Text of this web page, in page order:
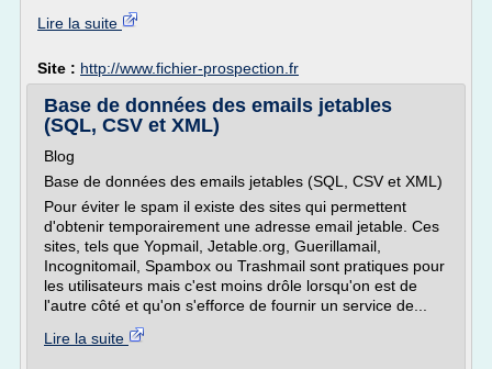
Lire la suite
Site : http://www.fichier-prospection.fr
Base de données des emails jetables
(SQL, CSV et XML)
Blog
Base de données des emails jetables (SQL, CSV et XML)
Pour éviter le spam il existe des sites qui permettent
d'obtenir temporairement une adresse email jetable. Ces
sites, tels que Yopmail, Jetable.org, Guerillamail,
Incognitomail, Spambox ou Trashmail sont pratiques pour
les utilisateurs mais c'est moins drôle lorsqu'on est de
l'autre côté et qu'on s'efforce de fournir un service de...
Lire la suite